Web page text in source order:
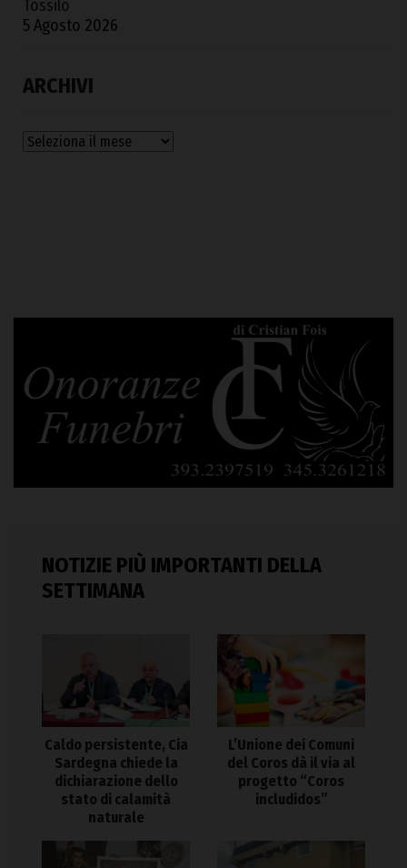
Tossilo
5 Agosto 2026
ARCHIVI
Archivi
NOTIZIE PIÙ IMPORTANTI DELLA
SETTIMANA
Caldo persistente, Cia
Sardegna chiede la
dichiarazione dello
stato di calamità
naturale
L’Unione dei Comuni
del Coros dà il via al
progetto “Coros
includidos”